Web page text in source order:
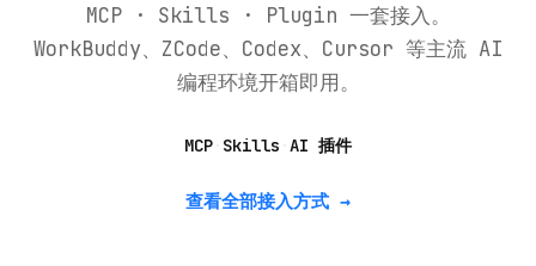
MCP · Skills · Plugin 一套接入。
WorkBuddy、ZCode、Codex、Cursor 等主流 AI
编程环境开箱即用。
MCP Skills AI 插件
查看全部接入方式 →